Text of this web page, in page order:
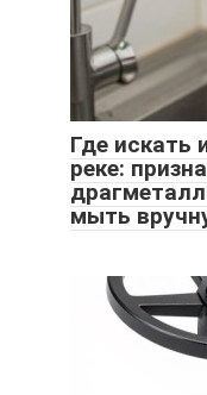
Где искать
реке:
мыть